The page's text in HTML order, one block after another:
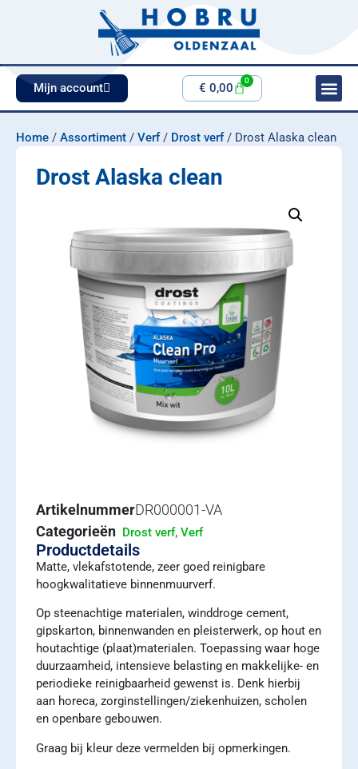
Mijn account € 0,00
0
Home / Assortiment / Verf/ Drost verf/ Drost Alaska clean
Drost Alaska clean
ArtikelnummerDR000001-VA
Categorieën Drost verf, Verf
Productdetails
Matte, vlekafstotende, zeer goed reinigbare
hoogkwalitatieve binnenmuurverf.
Op steenachtige materialen, winddroge cement,
gipskarton, binnenwanden en pleisterwerk, op hout en
houtachtige (plaat)materialen. Toepassing waar hoge
duurzaamheid, intensieve belasting en makkelijke- en
periodieke reinigbaarheid gewenst is. Denk hierbij
aan horeca, zorginstellingen/ziekenhuizen, scholen
en openbare gebouwen.
Graag bij kleur deze vermelden bij opmerkingen.